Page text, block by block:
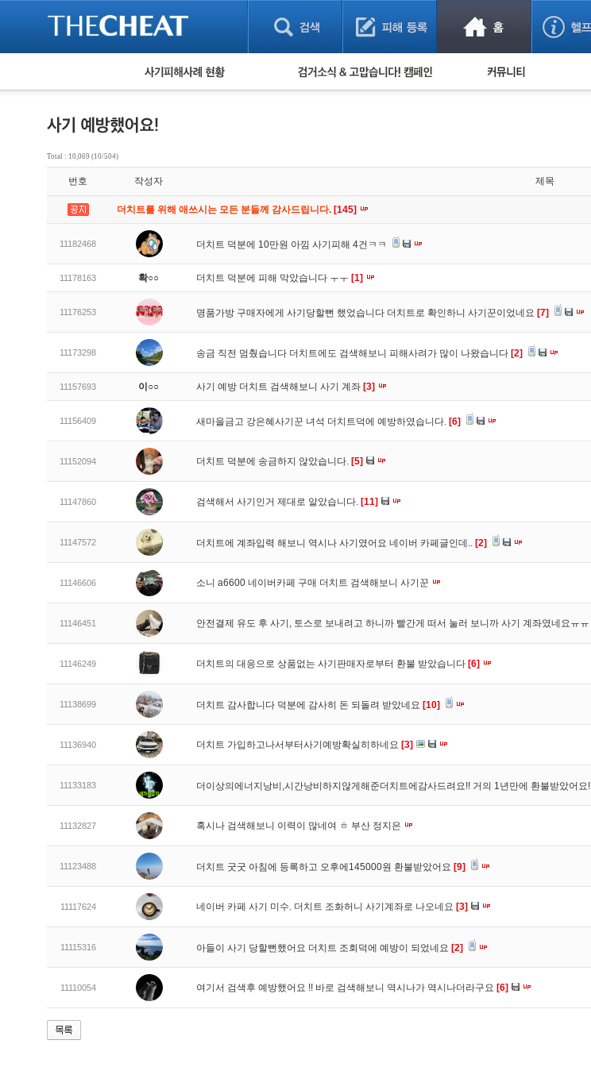
피해사례 현황
게임 · 비실물 피해사례
유해사이트 목록
비공개 피해사례
검거 소식 사기 예방했어요!
사기방지 아이디어
Total : 10,069 (10/504)
번호 작성자 제목
더치트를 위해 애쓰시는 모든 분들께 감사드립니다. [145]
11182468 더치트 덕분에 10만원 아낌 사기피해 4건ㅋㅋ
11178163 확○○ 더치트 덕분에 피해 막았습니다 ㅜㅜ [1]
11176253 명품가방 구매자에게 사기당할뻔 했었습니다 더치트로 확인하니 사기꾼이었네요 [7]
11173298 송금 직전 멈췄습니다 더치트에도 검색해보니 피해사려가 많이 나왔습니다 [2]
11157693 이○○ 사기 예방 더치트 검색해보니 사기 계좌 [3]
11156409 새마을금고 강은혜사기꾼 녀석 더치트덕에 예방하였습니다. [6]
11152094 더치트 덕분에 송금하지 않았습니다. [5]
11147860 검색해서 사기인거 제대로 알았습니다. [11]
11147572 더치트에 계좌입력 해보니 역시나 사기였어요 네이버 카페글인데.. [2]
11146606 소니 a6600 네이버카페 구매 더치트 검색해보니 사기꾼
11146451 안전결제 유도 후 사기, 토스로 보내려고 하니까 빨간게 떠서 눌러 보니까 사기 계좌였네요ㅠㅠ
11146249 더치트의 대응으로 상품없는 사기판매자로부터 환불 받았습니다 [6]
11138699 더치트 감사합니다 덕분에 감사히 돈 되돌려 받았네요 [10]
11136940 더치트 가입하고나서부터사기예방확실히하네요 [3]
11133183 더이상의에너지낭비,시간낭비하지않게해준더치트에감사드려요!! 거의 1년만에 환불받았어요!
11132827 혹시나 검색해보니 이력이 많네여 ㅎ 부산 정지은
11123488 더치트 굿굿 아침에 등록하고 오후에145000원 환불받았어요 [9]
11117624 네이버 카페 사기 미수. 더치트 조화허니 사기계좌로 나오네요 [3]
11115316 아들이 사기 당할뻔했어요 더치트 조회덕에 예방이 되었네요 [2]
11110054 여기서 검색후 예방했어요 !! 바로 검색해보니 역시나가 역시나더라구요 [6]